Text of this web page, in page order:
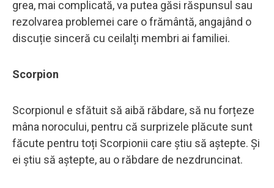
grea, mai complicată, va putea găsi răspunsul sau
rezolvarea problemei care o frământă, angajând o
discuție sinceră cu ceilalți membri ai familiei.
Scorpion
Scorpionul e sfătuit să aibă răbdare, să nu forțeze
mâna norocului, pentru că surprizele plăcute sunt
făcute pentru toți Scorpionii care știu să aștepte. Şi
ei ştiu să aştepte, au o răbdare de nezdruncinat.